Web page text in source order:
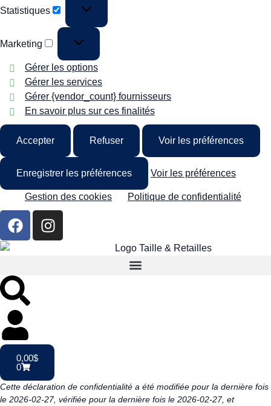
Statistiques
Marketing
Gérer les options
Gérer les services
Gérer {vendor_count} fournisseurs
En savoir plus sur ces finalités
Accepter Refuser Voir les préférences
Enregistrer les préférences Voir les préférences
Gestion des cookies Politique de confidentialité
0,00$
0
Cette déclaration de confidentialité a été modifiée pour la dernière fois
le 2026-02-27, vérifiée pour la dernière fois le 2026-02-27, et